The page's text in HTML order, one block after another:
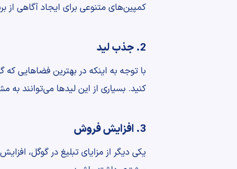
کمپین‌های متنوعی برای ایجاد آگاهی از
2. جذب لید
با توجه به اینکه در بهترین فضاهایی
کنید. بسیاری از این لیدها می‌توانند به
3. افزایش فروش
یکی دیگر از مزایای تبلیغ در گوگل،